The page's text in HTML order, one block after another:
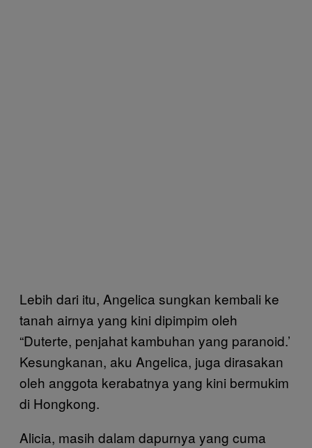
Lebih dari itu, Angelica sungkan kembali ke
tanah airnya yang kini dipimpim oleh
“Duterte, penjahat kambuhan yang paranoid.’
Kesungkanan, aku Angelica, juga dirasakan
oleh anggota kerabatnya yang kini bermukim
di Hongkong.
Alicia, masih dalam dapurnya yang cuma